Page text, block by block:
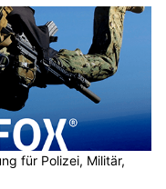
für Polizei, Militär,